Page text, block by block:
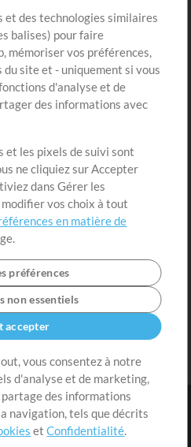
Compte
Connexion
S'inscrire
| Confidentialité |
et des technologies similaires
balises) pour faire
mémoriser vos préférences,
site et - uniquement si vous
d'analyse et de
des informations avec
et les pixels de suivi sont
ne cliquiez sur Accepter
dans Gérer les
vos choix à tout
en matière de
préférences
non essentiels
accepter
vous consentez à notre
d'analyse et de marketing,
des informations
navigation, tels que décrits
etConfidentialité.